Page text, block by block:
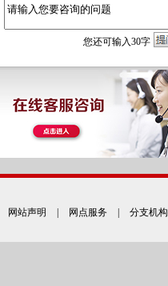
您还可输入30字
网站声明 网点服务 分支机构